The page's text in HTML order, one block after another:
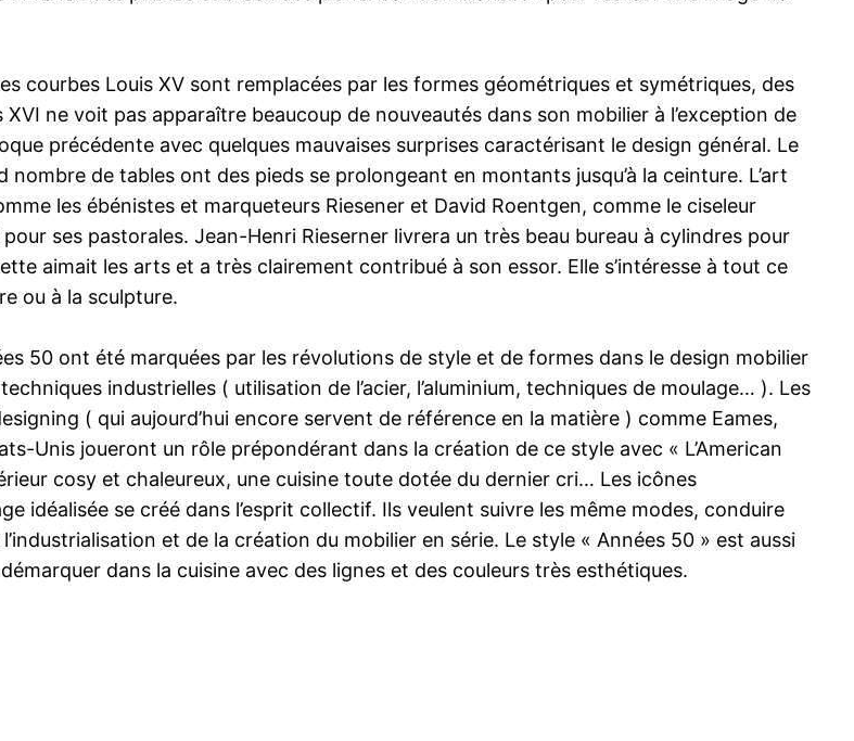
courbes Louis XV sont remplacées par les formes géométriques et symétriques, des
ne voit pas apparaître beaucoup de nouveautés dans son mobilier à l’exception de
précédente avec quelques mauvaises surprises caractérisant le design général. Le
de tables ont des pieds se prolongeant en montants jusqu’à la ceinture. L’art
les ébénistes et marqueteurs Riesener et David Roentgen, comme le ciseleur
ses pastorales. Jean-Henri Rieserner livrera un très beau bureau à cylindres pour
aimait les arts et a très clairement contribué à son essor. Elle s’intéresse à tout ce
ou à la sculpture.
50 ont été marquées par les révolutions de style et de formes dans le design mobilier
industrielles ( utilisation de l’acier, l’aluminium, techniques de moulage… ). Les
( qui aujourd’hui encore servent de référence en la matière ) comme Eames,
Unis joueront un rôle prépondérant dans la création de ce style avec « L’American
cosy et chaleureux, une cuisine toute dotée du dernier cri… Les icônes
idéalisée se créé dans l’esprit collectif. Ils veulent suivre les même modes, conduire
et de la création du mobilier en série. Le style « Années 50 » est aussi
dans la cuisine avec des lignes et des couleurs très esthétiques.